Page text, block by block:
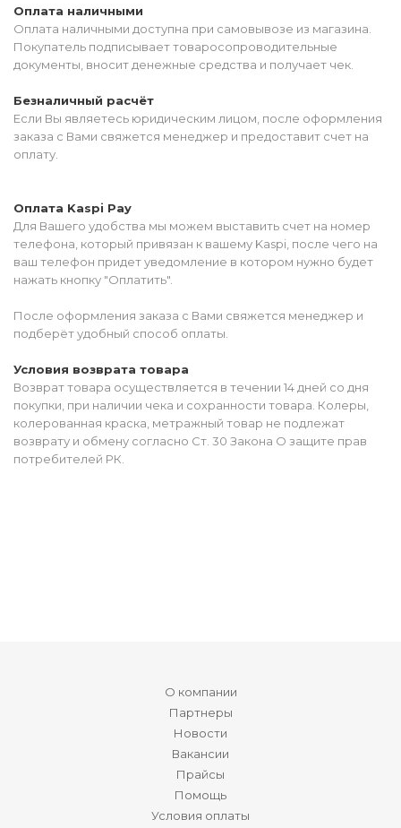
Оплата наличными
Оплата наличными доступна при самовывозе из магазина.
Покупатель подписывает товаросопроводительные
документы, вносит денежные средства и получает чек.
Безналичный расчёт
Если Вы являетесь юридическим лицом, после оформления
заказа с Вами свяжется менеджер и предоставит счет на
оплату.
Оплата Kaspi Pay
Для Вашего удобства мы можем выставить счет на номер
телефона, который привязан к вашему Kaspi, после чего на
ваш телефон придет уведомление в котором нужно будет
нажать кнопку "Оплатить".
После оформления заказа с Вами свяжется менеджер и
подберёт удобный способ оплаты.
Условия возврата товара
Возврат товара осуществляется в течении 14 дней со дня
покупки, при наличии чека и сохранности товара. Колеры,
колерованная краска, метражный товар не подлежат
возврату и обмену согласно Ст. 30 Закона О защите прав
потребителей РК.
О компании
Партнеры
Новости
Вакансии
Прайсы
Помощь
Условия оплаты